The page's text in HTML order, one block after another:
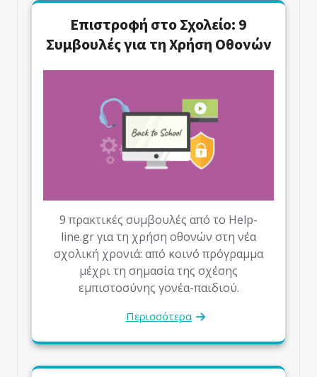
Επιστροφή στο Σχολείο: 9
Συμβουλές για τη Χρήση Οθονών
9 πρακτικές συμβουλές από το Help-
line.gr για τη χρήση οθονών στη νέα
σχολική χρονιά: από κοινό πρόγραμμα
μέχρι τη σημασία της σχέσης
εμπιστοσύνης γονέα-παιδιού.
Περισσότερα